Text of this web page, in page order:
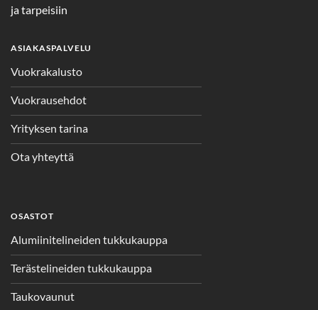
ja tarpeisiin
ASIAKASPALVELU
Vuokrakalusto
Vuokrausehdot
Yrityksen tarina
Ota yhteyttä
OSASTOT
Alumiinitelineiden tukkukauppa
Terästelineiden tukkukauppa
Taukovaunut